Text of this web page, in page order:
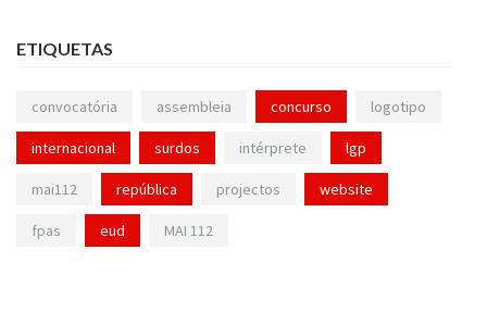
ETIQUETAS
convocatória assembleia concurso logotipo
internacional surdos intérprete lgp
mai112 república projectos website
fpas eud MAI 112